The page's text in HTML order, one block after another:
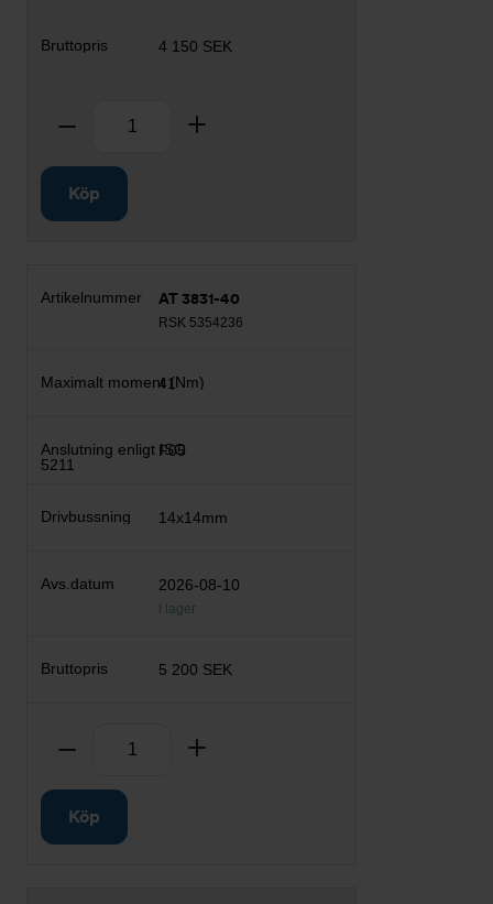
4 150 SEK
Ta bort
Köp
AT 3831-40
RSK 5354236
41
F05
14x14mm
2026-08-10
I lager
5 200 SEK
Ta bort
Köp